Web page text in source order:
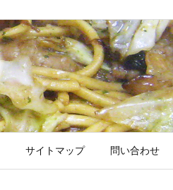
サイトマップ 問い合わせ